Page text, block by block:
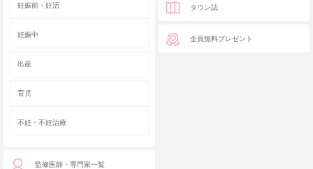
妊娠前・妊活
妊娠中
出産
育児
不妊・不妊治療
監修医師・専門家一覧
タウン誌
全員無料プレゼント